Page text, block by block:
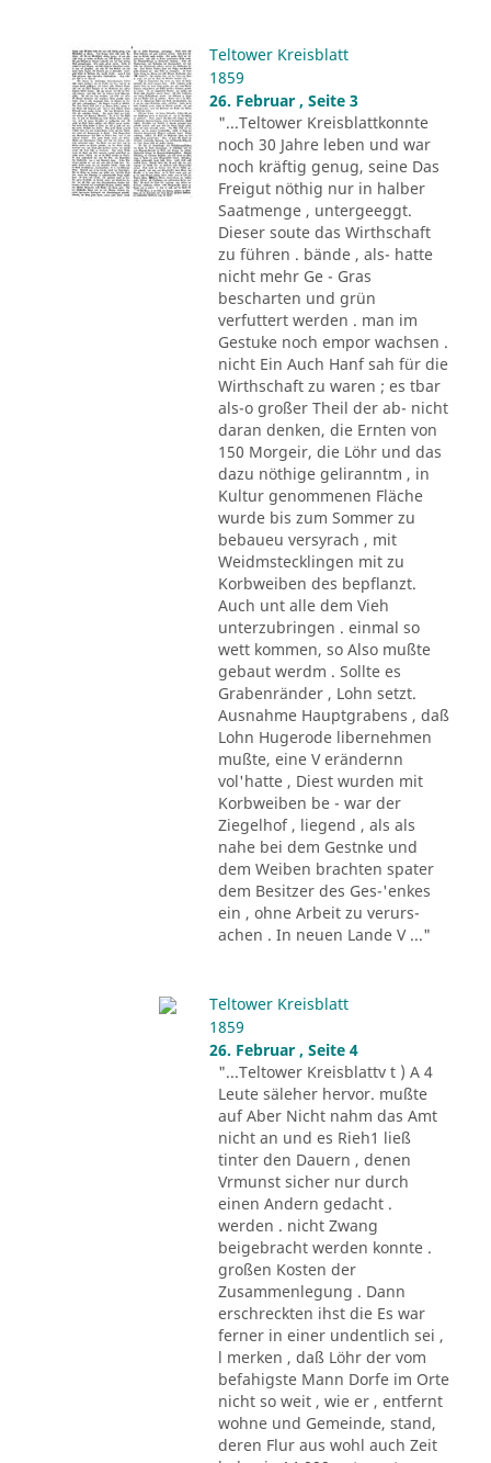
Teltower Kreisblatt
1859
26. Februar , Seite 3
"...Teltower Kreisblattkonnte
noch 30 Jahre leben und war
noch kräftig genug, seine Das
Freigut nöthig nur in halber
Saatmenge , untergeeggt.
Dieser soute das Wirthschaft
zu führen . bände , als- hatte
nicht mehr Ge - Gras
bescharten und grün
verfuttert werden . man im
Gestuke noch empor wachsen .
nicht Ein Auch Hanf sah für die
Wirthschaft zu waren ; es tbar
als-o großer Theil der ab- nicht
daran denken, die Ernten von
150 Morgeir, die Löhr und das
dazu nöthige geliranntm , in
Kultur genommenen Fläche
wurde bis zum Sommer zu
bebaueu versyrach , mit
Weidmstecklingen mit zu
Korbweiben des bepflanzt.
Auch unt alle dem Vieh
unterzubringen . einmal so
wett kommen, so Also mußte
gebaut werdm . Sollte es
Grabenränder , Lohn setzt.
Ausnahme Hauptgrabens , daß
Lohn Hugerode libernehmen
mußte, eine V erändernn
vol'hatte , Diest wurden mit
Korbweiben be - war der
Ziegelhof , liegend , als als
nahe bei dem Gestnke und
dem Weiben brachten spater
dem Besitzer des Ges-'enkes
ein , ohne Arbeit zu verurs-
achen . In neuen Lande V ..."
Teltower Kreisblatt
1859
26. Februar , Seite 4
"...Teltower Kreisblattv t ) A 4
Leute säleher hervor. mußte
auf Aber Nicht nahm das Amt
nicht an und es Rieh1 ließ
tinter den Dauern , denen
Vrmunst sicher nur durch
einen Andern gedacht .
werden . nicht Zwang
beigebracht werden konnte .
großen Kosten der
Zusammenlegung . Dann
erschreckten ihst die Es war
ferner in einer undentlich sei ,
l merken , daß Löhr der vom
befahigste Mann Dorfe im Orte
nicht so weit , wie er , entfernt
wohne und Gemeinde, stand,
deren Flur aus wohl auch Zeit